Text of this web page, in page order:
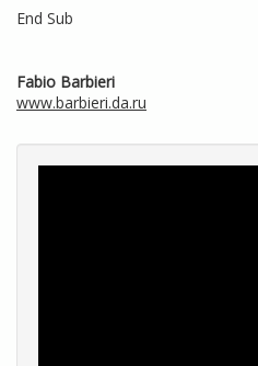
End Sub
Fabio Barbieri
www.barbieri.da.ru